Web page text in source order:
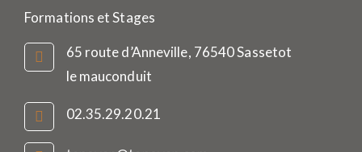
Formations et Stages
65 route d’Anneville, 76540 Sassetot
le mauconduit
02.35.29.20.21